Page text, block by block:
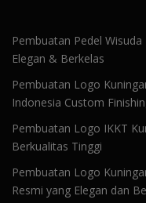
Pembuatan Pedel
Elegan & Berkelas
Pembuatan Logo
Indonesia Custom
Pembuatan Logo IKKT
Berkualitas Tinggi
Pembuatan Logo
Resmi yang Elegan dan